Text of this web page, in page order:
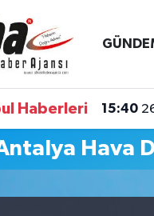
Haberleri 15:40
Hava
Eczaneler
Vakitleri